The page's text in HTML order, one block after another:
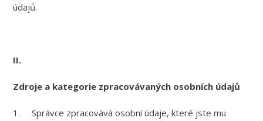
údajů.
II.
Zdroje a kategorie zpracovávaných osobních údajů
1. Správce zpracovává osobní údaje, které jste mu